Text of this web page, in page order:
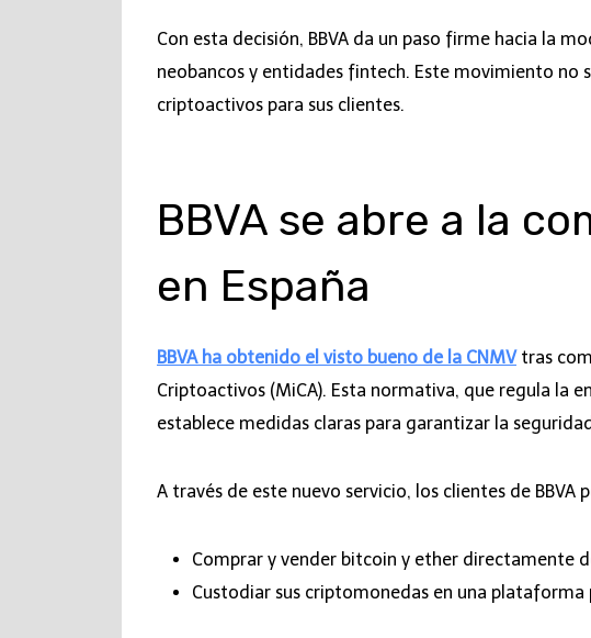
Con esta decisión, BBVA da un paso firme hacia la
neobancos y entidades fintech. Este movimiento
criptoactivos para sus clientes.
BBVA se abre a la
en España
BBVA ha obtenido el visto bueno de la CNMVtras
Criptoactivos (MiCA). Esta normativa, que regula la
establece medidas claras para garantizar la
A través de este nuevo servicio, los clientes de BBVA
Comprar y vender bitcoin y ether directamente
Custodiar sus criptomonedas en una